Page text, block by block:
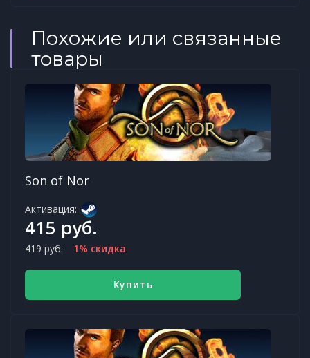
Похожие или связанные
товары
Son of Nor
Активация:
415 руб.
419 руб. 1% скидка
Купить